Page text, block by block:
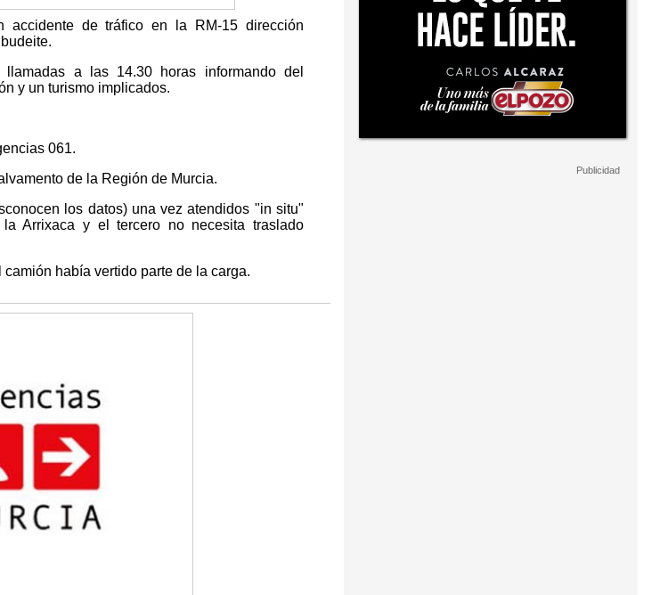
accidente de tráfico en la RM-15 dirección
a las 14.30 horas informando del
y un turismo implicados.
061.
de la Región de Murcia.
los datos) una vez atendidos "in situ"
Arrixaca y el tercero no necesita traslado
había vertido parte de la carga.